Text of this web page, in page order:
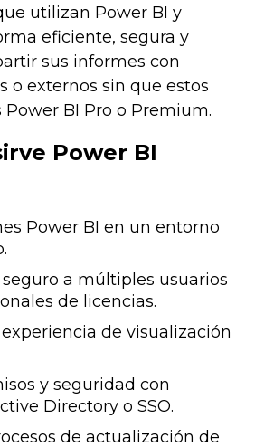
utilizan Power BI y
eficiente, segura y
sus informes con
o externos sin que estos
BI Pro o Premium.
Power BI
Power BI en un entorno
a múltiples usuarios
de licencias.
de visualización
y seguridad con
Directory o SSO.
de actualización de